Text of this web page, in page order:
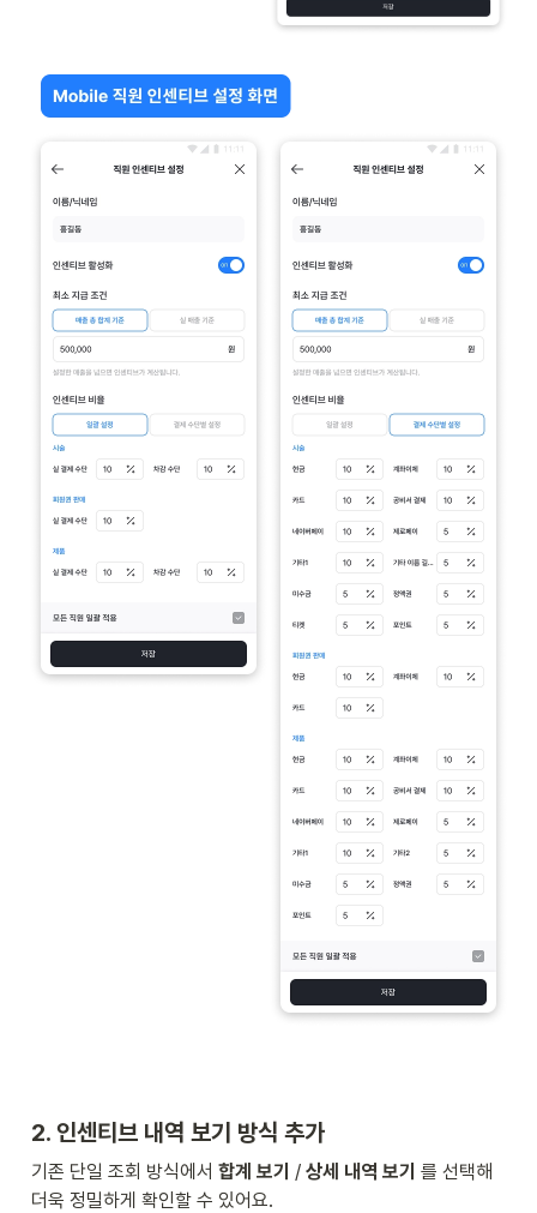
2. 인센티브 내역 보기 방식 추가
기존 단일 조회 방식에서 합계 보기 / 상세 내역 보기 를 선택해
더욱 정밀하게 확인할 수 있어요.